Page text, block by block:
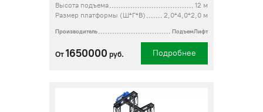
Высота подъема
12 м
Размер платформы (Ш*Г*В)
2,0*4,0*2,0 м
Производитель ПодъемЛифт
От 1650000 руб. Подробнее